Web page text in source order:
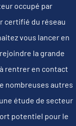
occupé par
certifié du réseau
vous lancer en
la grande
rentrer en contact
nombreuses autres
étude de secteur
potentiel pour le